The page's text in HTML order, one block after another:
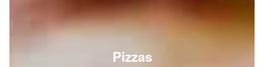
Pizzas